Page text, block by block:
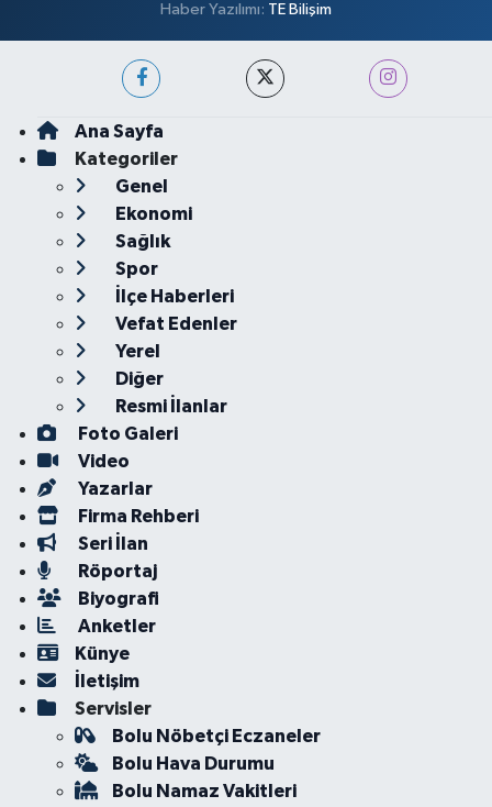
Haber Yazılımı: TE Bilişim
Ana Sayfa
Kategoriler
Genel
Ekonomi
Sağlık
Spor
İlçe Haberleri
Vefat Edenler
Yerel
Diğer
Resmi İlanlar
Foto Galeri
Video
Yazarlar
Firma Rehberi
Seri İlan
Röportaj
Biyografi
Anketler
Künye
İletişim
Servisler
Bolu Nöbetçi Eczaneler
Bolu Hava Durumu
Bolu Namaz Vakitleri